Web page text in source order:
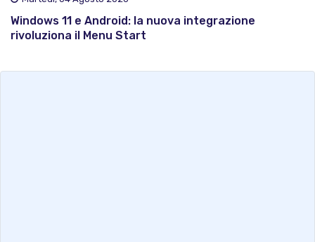
Windows 11 e Android: la nuova integrazione
rivoluziona il Menu Start